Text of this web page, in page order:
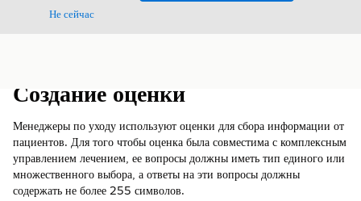
Не сейчас
Создание оценки
Менеджеры по уходу используют оценки для сбора информации от
пациентов. Для того чтобы оценка была совместима с комплексным
управлением лечением, ее вопросы должны иметь тип единого или
множественного выбора, а ответы на эти вопросы должны
содержать не более 255 символов.